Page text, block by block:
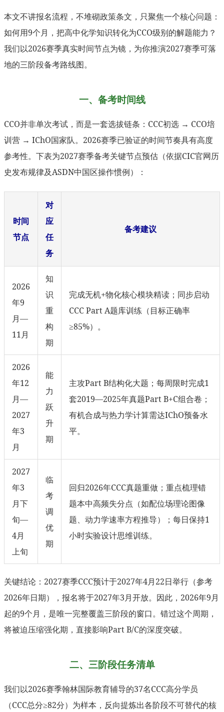
本文不讲报名流程，不堆砌政策条文，只聚焦一个核心问题：
如何用9个月，把高中化学知识转化为CCO级别的解题能力？
我们以2026赛季真实时间节点为镜，为你推演2027赛季可落
地的三阶段备考路线图。
一、备考时间线
CCO并非单次考试，而是一套选拔链条：CCC初选 → CCO培
训营 → IChO国家队。2026赛季已验证的时间节奏具有高度
参考性。下表为2027赛季备考关键节点预估（依据CIC官网历
史发布规律及ASDN中国区操作惯例）：
时间
节点
对
应
任
务
备考建议
2026
年9
月—
11月
知
识
重
构
期
完成无机+物化核心模块精读；同步启动
CCC Part A题库训练（目标正确率
≥85%）。
2026
年12
月—
2027
年3
月
能
力
跃
升
期
主攻Part B结构化大题；每周限时完成1
套2019—2025年真题Part B+C组合卷；
有机合成与热力学计算需达IChO预备水
平。
2027
年3
月下
旬—
4月
上旬
临
考
调
优
期
回归2026年CCC真题重做；重点梳理错
题本中高频失分点（如配位场理论图像
题、动力学速率方程推导）；每日保持1
小时实验设计思维训练。
关键结论：2027赛季CCC预计于2027年4月22日举行（参考
2026年日期），报名将于2027年3月开放。因此，2026年9月
起的9个月，是唯一完整覆盖三阶段的窗口。错过这个周期，
将被迫压缩强化期，直接影响Part B/C的深度突破。
二、三阶段任务清单
我们以2026赛季翰林国际教育辅导的37名CCC高分学员
（CCC总分≥82分）为样本，反向提炼出各阶段不可替代的核